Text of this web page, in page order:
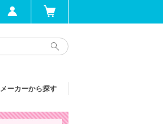
メーカーから探す